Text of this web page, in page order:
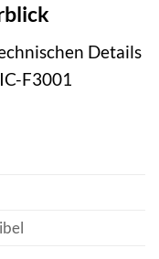
Details
F3001